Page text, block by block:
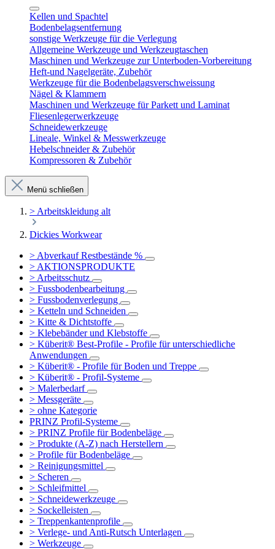
Kellen und Spachtel
Bodenbelagsentfernung
sonstige Werkzeuge für die Verlegung
Allgemeine Werkzeuge und Werkzeugtaschen
Maschinen und Werkzeuge zur Unterboden-Vorbereitung
Heft-und Nagelgeräte, Zubehör
Werkzeuge für die Bodenbelagsverschweissung
Nägel & Klammern
Maschinen und Werkzeuge für Parkett und Laminat
Fliesenlegerwerkzeuge
Schneidewerkzeuge
Lineale, Winkel & Messwerkzeuge
Hebelschneider & Zubehör
Kompressoren & Zubehör
Menü schließen
> Arbeitskleidung alt
Dickies Workwear
> Abverkauf Restbestände %
> AKTIONSPRODUKTE
> Arbeitsschutz
> Fussbodenbearbeitung
> Fussbodenverlegung
> Ketteln und Schneiden
> Kitte & Dichtstoffe
> Klebebänder und Klebstoffe
> Küberit® Best-Profile - Profile für unterschiedliche
Anwendungen
> Küberit® - Profile für Boden und Treppe
> Küberit® - Profil-Systeme
> Malerbedarf
> Messgeräte
> ohne Kategorie
PRINZ Profil-Systeme
> PRINZ Profile für Bodenbeläge
> Produkte (A-Z) nach Herstellern
> Profile für Bodenbeläge
> Reinigungsmittel
> Scheren
> Schleifmittel
> Schneidewerkzeuge
> Sockelleisten
> Treppenkantenprofile
> Verlege- und Anti-Rutsch Unterlagen
> Werkzeuge